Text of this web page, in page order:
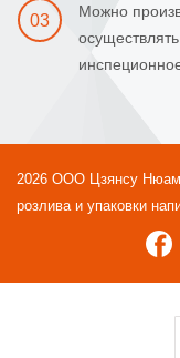
03
Можно
2026 ООО Цзянсу
розлива и упаковки